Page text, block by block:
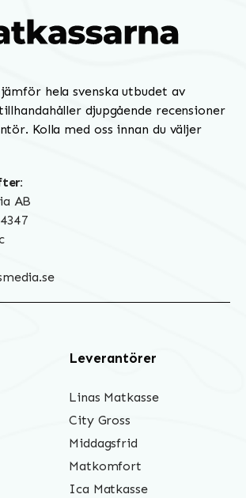
hela svenska utbudet av
djupgående recensioner
Kolla med oss innan du väljer
AB
Leverantörer
Linas Matkasse
City Gross
Middagsfrid
Matkomfort
Ica Matkasse